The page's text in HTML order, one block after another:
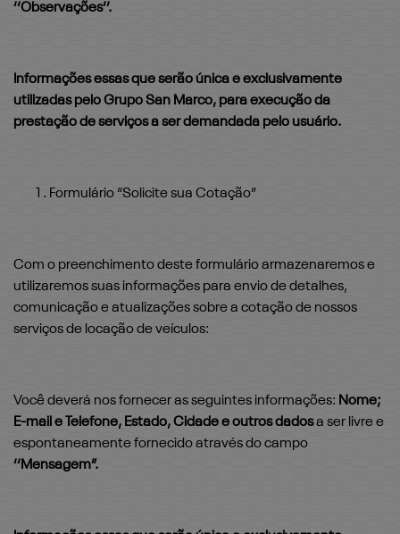
‘‘Observações’’.
Informações essas que serão única e exclusivamente
utilizadas pelo Grupo San Marco, para execução da
prestação de serviços a ser demandada pelo usuário.
Formulário “Solicite sua Cotação”
Com o preenchimento deste formulário armazenaremos e
utilizaremos suas informações para envio de detalhes,
comunicação e atualizações sobre a cotação de nossos
serviços de locação de veículos:
Você deverá nos fornecer as seguintes informações: Nome;
E-mail e Telefone, Estado, Cidade e outros dadosa ser livre e
espontaneamente fornecido através do campo
‘‘Mensagem”.